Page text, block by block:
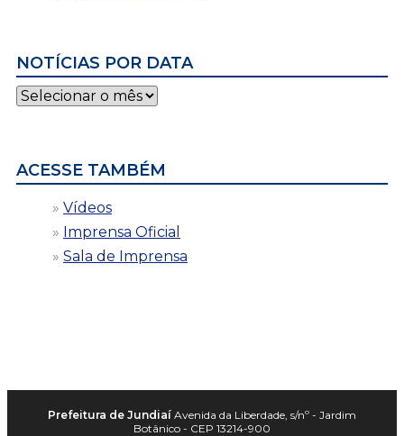
NOTÍCIAS POR DATA
Notícias
por
ACESSE TAMBÉM
Vídeos
Imprensa Oficial
Sala de Imprensa
Prefeitura de Jundiaí Avenida da Liberdade, s/nº - Jardim
Botânico - CEP 13214-900